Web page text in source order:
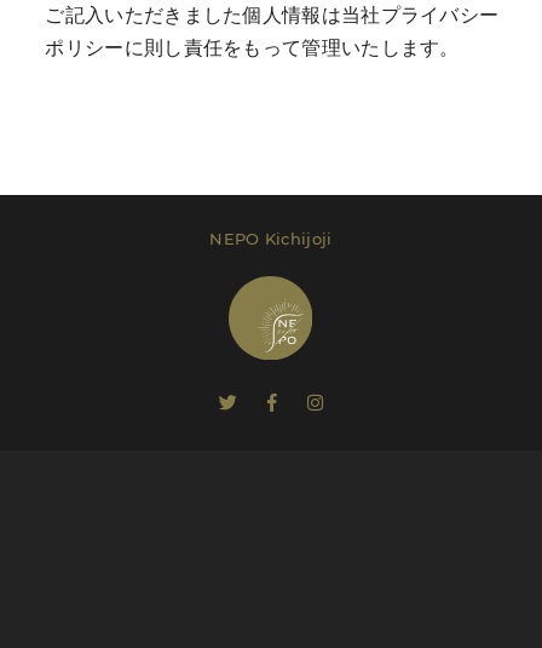
Send Message
ご記入いただきました個人情報は当社プライバシー
ポリシーに則し責任をもって管理いたします。
NEPO Kichijoji